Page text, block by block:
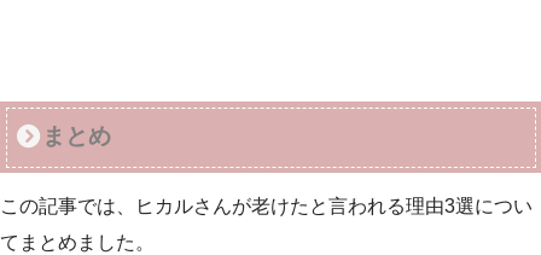
まとめ
この記事では、ヒカルさんが老けたと言われる理由3選につい
てまとめました。